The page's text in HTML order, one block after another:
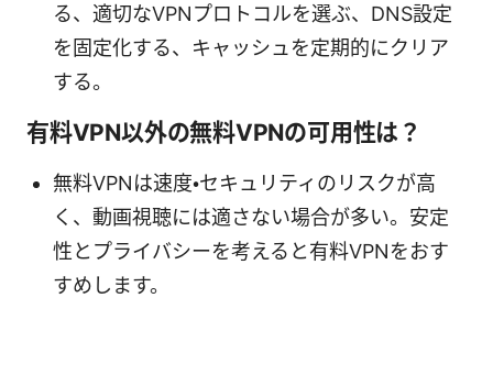
る、適切なVPNプロトコルを選ぶ、DNS設定
を固定化する、キャッシュを定期的にクリア
する。
有料VPN以外の無料VPNの可用性は？
無料VPNは速度・セキュリティのリスクが高
く、動画視聴には適さない場合が多い。安定
性とプライバシーを考えると有料VPNをおす
すめします。